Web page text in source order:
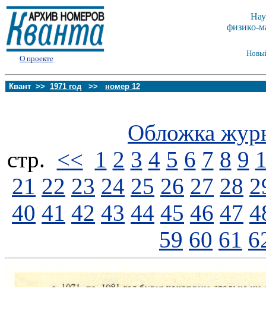
О проекте
физико-
Квант >> 1971 год >> номер 12
Обложка
стp. << 1 2 3 4 5 6 7 8 9
21 22 23 24 25 26 27 28
40 41 42 43 44 45 46 47
59 60 61